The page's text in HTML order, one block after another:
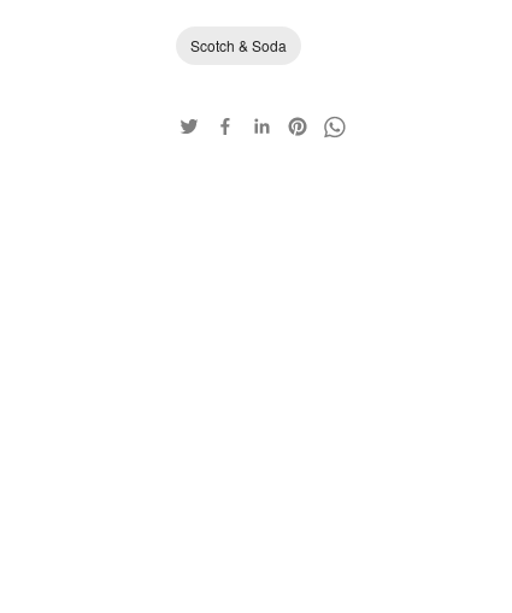
Scotch & Soda